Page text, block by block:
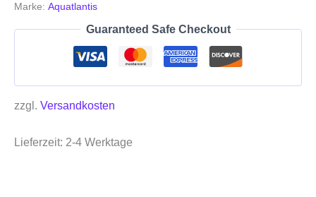
Marke: Aquatlantis
Guaranteed Safe Checkout
zzgl. Versandkosten
Lieferzeit: 2-4 Werktage